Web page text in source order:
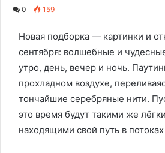
0 159
Новая подборка — картинки и
сентября: волшебные и
утро, день, вечер и ночь.
прохладном воздухе,
тончайшие серебряные нити.
это время будут такими же
находящими свой путь в